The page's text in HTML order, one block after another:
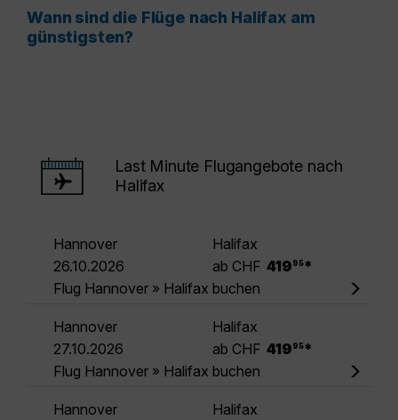
Wann sind die Flüge nach Halifax am
günstigsten?
Last Minute Flugangebote nach
Halifax
Hannover
Halifax
26.10.2026
ab CHF 419 95 *
Flug Hannover » Halifax buchen
Hannover
Halifax
27.10.2026
ab CHF 419 95 *
Flug Hannover » Halifax buchen
Hannover
Halifax